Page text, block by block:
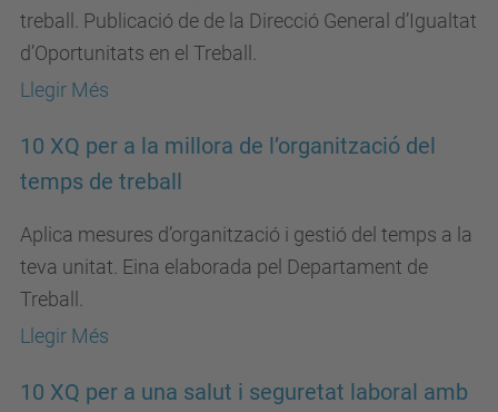
treball. Publicació de de la Direcció General d’Igualtat
d’Oportunitats en el Treball.
Llegir Més
10 XQ per a la millora de l’organització del
temps de treball
Aplica mesures d’organització i gestió del temps a la
teva unitat. Eina elaborada pel Departament de
Treball.
Llegir Més
10 XQ per a una salut i seguretat laboral amb